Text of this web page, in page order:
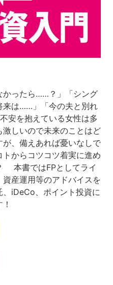
かったら……？」「シング
来は……」「今の夫と別れ
安を抱えている女性は多
しいので未来のことはど
、備えあれば憂いなしで
からコツコツ着実に進め
本書ではFPとしてライ
産運用等のアドバイスを
iDeCo、ポイント投資に